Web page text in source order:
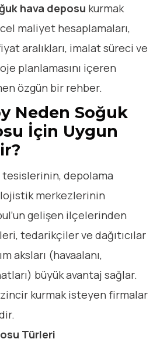
hava deposu kurmak
maliyet hesaplamaları,
aralıkları, imalat süreci ve
planlamasını içeren
özgün bir rehber.
Neden Soğuk
İçin Uygun
depolama
lojistik merkezlerinin
gelişen ilçelerinden
tedarikçiler ve dağıtıcılar
aksları (havaalanı,
büyük avantaj sağlar.
kurmak isteyen firmalar
Türleri